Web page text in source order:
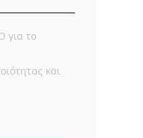
για το
και